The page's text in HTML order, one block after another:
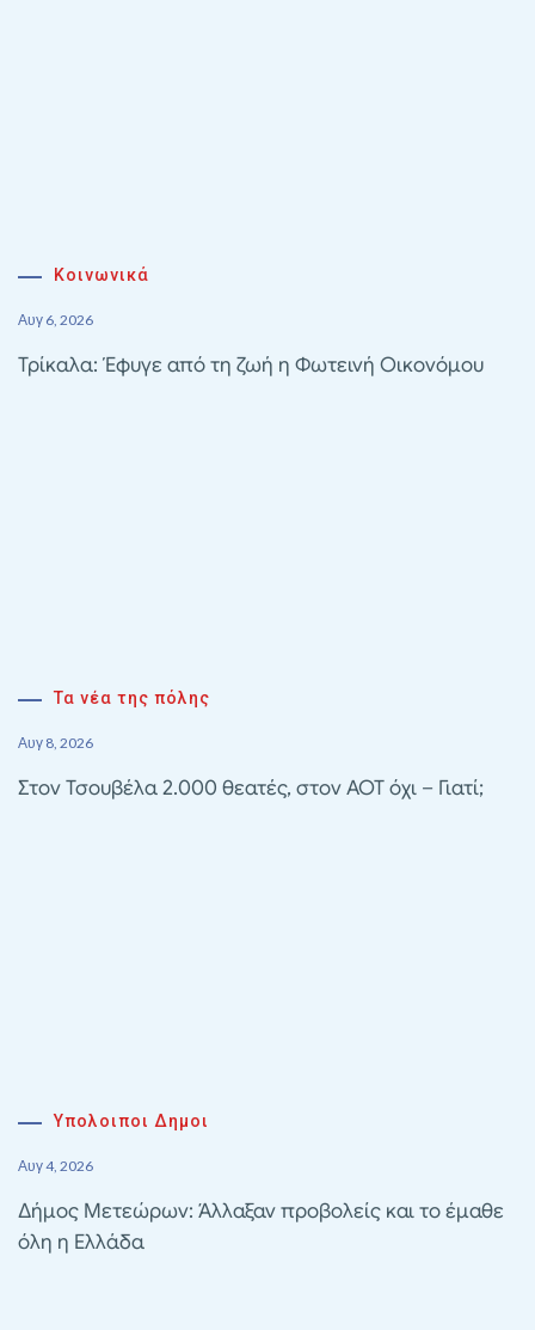
Κοινωνικά
Αυγ 6, 2026
Τρίκαλα: Έφυγε από τη ζωή η Φωτεινή Οικονόμου
Τα νέα της πόλης
Αυγ 8, 2026
Στον Τσουβέλα 2.000 θεατές, στον ΑΟΤ όχι – Γιατί;
Υπολοιποι Δημοι
Αυγ 4, 2026
Δήμος Μετεώρων: Άλλαξαν προβολείς και το έμαθε
όλη η Ελλάδα